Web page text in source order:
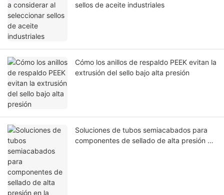
sellos de aceite industriales
Cómo los anillos de respaldo PEEK evitan la
extrusión del sello bajo alta presión
Soluciones de tubos semiacabados para
componentes de sellado de alta presión en